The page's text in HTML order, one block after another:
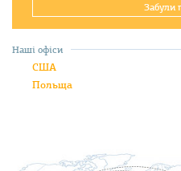
Забули
Наші офіси
США
Польща